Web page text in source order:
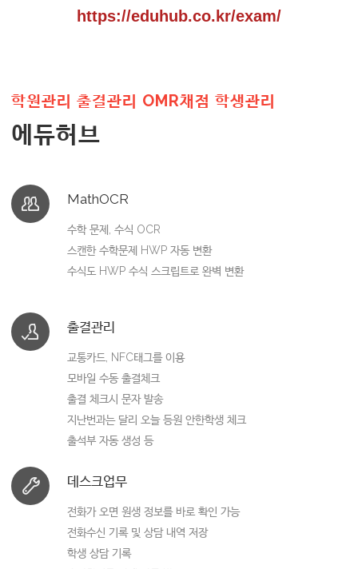
https://eduhub.co.kr/exam/
학원관리 출결관리 OMR채점 학생관리
에듀허브
MathOCR
수학 문제, 수식 OCR
스캔한 수학문제 HWP 자동 변환
수식도 HWP 수식 스크립트로 완벽 변환
출결관리
교통카드, NFC태그를 이용
모바일 수동 출결체크
출결 체크시 문자 발송
지난번과는 달리 오늘 등원 안한학생 체크
출석부 자동 생성 등
데스크업무
전화가 오면 원생 정보를 바로 확인 가능
전화수신 기록 및 상담 내역 저장
학생 상담 기록